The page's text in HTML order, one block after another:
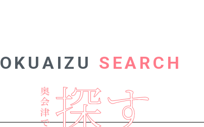
OKUAIZU SEARCH